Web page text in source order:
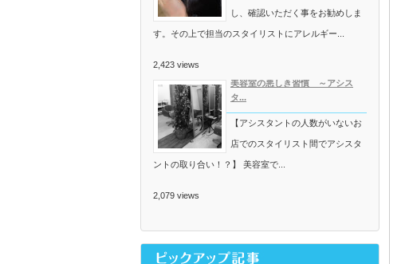
し、確認いただく事をお勧めしま
す。その上で担当のスタイリストにアレルギー...
2,423 views
美容室の悪しき習慣 ～アシス
タ...
【アシスタントの人数がいないお
店でのスタイリスト間でアシスタ
ントの取り合い！？】 美容室で...
2,079 views